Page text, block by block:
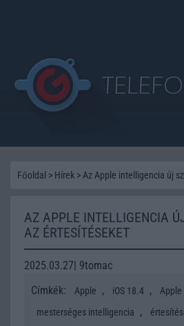
Főoldal > Hírek > Az Apple intelligencia új
AZ APPLE INTELLIGENCIA
AZ ÉRTESÍTÉSEKET
2025.03.27| 9tomac
Címkék:
Apple , iOS 18.4 ,
mesterséges intelligencia ,